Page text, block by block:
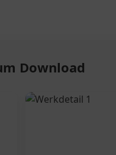
Download